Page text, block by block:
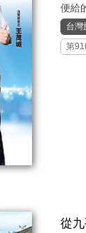
便給
台灣
第
從